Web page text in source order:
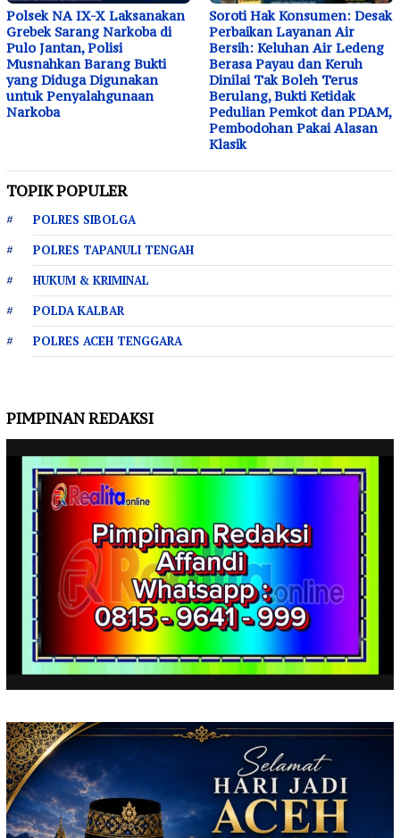
Polsek NA IX-X Laksanakan
Grebek Sarang Narkoba di
Pulo Jantan, Polisi
Musnahkan Barang Bukti
yang Diduga Digunakan
untuk Penyalahgunaan
Narkoba
Soroti Hak Konsumen: Desak
Perbaikan Layanan Air
Bersih: Keluhan Air Ledeng
Berasa Payau dan Keruh
Dinilai Tak Boleh Terus
Berulang, Bukti Ketidak
Pedulian Pemkot dan PDAM,
Pembodohan Pakai Alasan
Klasik
TOPIK POPULER
POLRES SIBOLGA
POLRES TAPANULI TENGAH
HUKUM & KRIMINAL
POLDA KALBAR
POLRES ACEH TENGGARA
PIMPINAN REDAKSI